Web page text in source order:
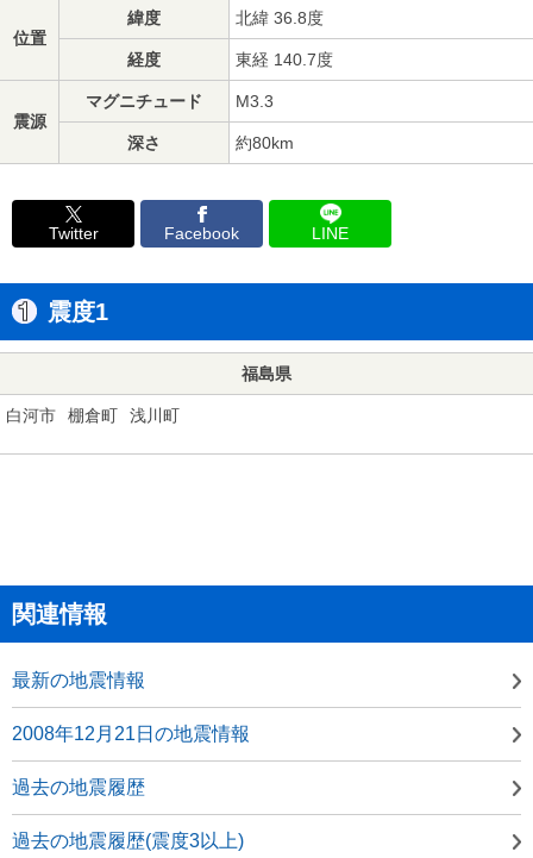
位置
緯度 北緯 36.8度
経度 東経 140.7度
震源
マグニチュード M3.3
深さ 約80km
Twitter Facebook LINE
震度1
福島県
白河市 棚倉町 浅川町
関連情報
最新の地震情報
2008年12月21日の地震情報
過去の地震履歴
過去の地震履歴(震度3以上)